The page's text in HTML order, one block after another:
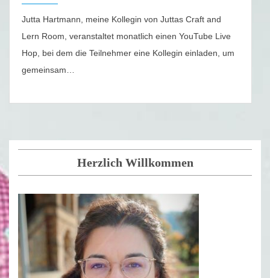
Jutta Hartmann, meine Kollegin von Juttas Craft and
Lern Room, veranstaltet monatlich einen YouTube Live
Hop, bei dem die Teilnehmer eine Kollegin einladen, um
gemeinsam…
Herzlich Willkommen